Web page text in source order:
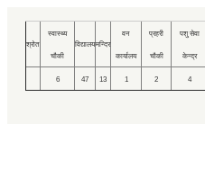
श्रोत
स्वास्थ्य
चौकी
विद्यालयमन्दिर
वन
कार्यालय
प्रहरी
चौकी
पशु सेवा
केन्द्र
6 47 13 1 2 4